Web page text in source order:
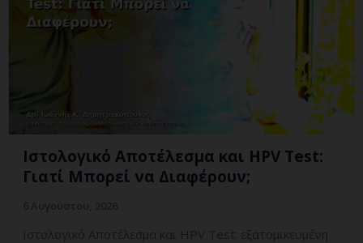
Ιστολογικό Αποτέλεσμα και HPV Test:
Γιατί Μπορεί να Διαφέρουν;
Ιστολογικό Αποτέλεσμα και HPV Test: εξατομικευμένη